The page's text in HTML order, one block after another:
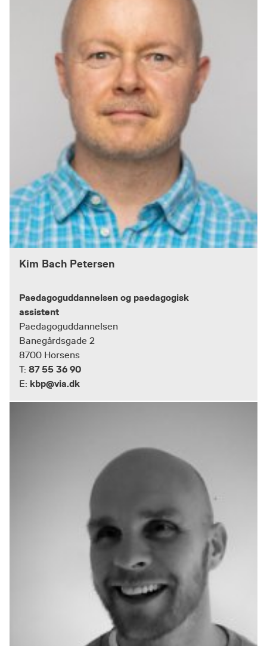
Kim Bach Petersen
Paedagoguddannelsen og paedagogisk
assistent
Paedagoguddannelsen
Banegårdsgade 2
8700 Horsens
T: 87 55 36 90
E: kbp@via.dk